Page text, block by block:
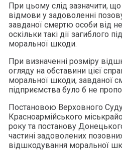
При цьому слід зазначити,
відмови у задоволенні
завданої смертю особи від
оскільки такі дії загиблого
моральної шкоди.
При визначенні розміру
огляду на обставини цієї
моральної шкоди, завданої
підприємства було б не
Постановою Верховного
Красноармійського
року та постанову
частині задоволених
відшкодування моральної